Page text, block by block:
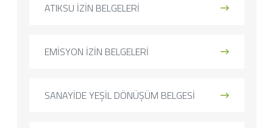
ATIKSU İZİN BELGELERİ
EMİSYON İZİN BELGELERİ
SANAYİDE YEŞİL DÖNÜŞÜM BELGESİ